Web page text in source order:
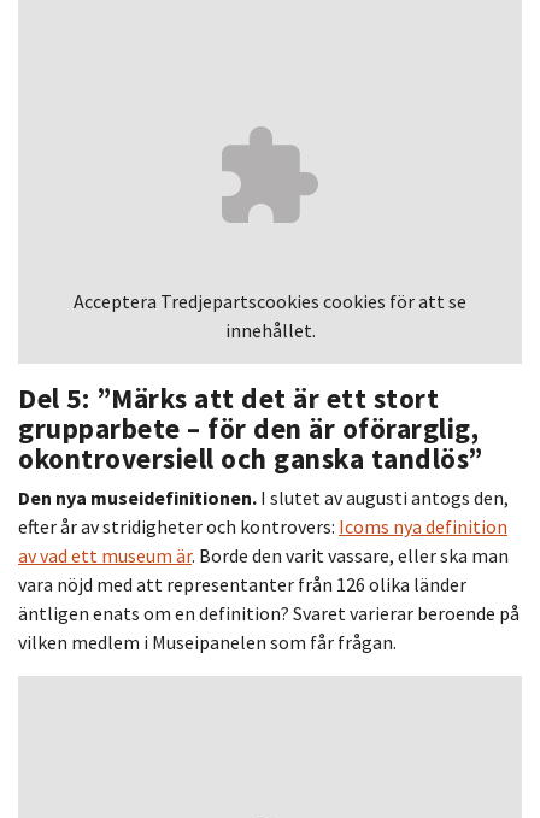
Acceptera Tredjepartscookies cookies för att se
innehållet.
Del 5: ”Märks att det är ett stort
grupparbete – för den är oförarglig,
okontroversiell och ganska tandlös”
Den nya museidefinitionen. I slutet av augusti antogs den,
efter år av stridigheter och kontrovers: Icoms nya definition
av vad ett museum är. Borde den varit vassare, eller ska man
vara nöjd med att representanter från 126 olika länder
äntligen enats om en definition? Svaret varierar beroende på
vilken medlem i Museipanelen som får frågan.